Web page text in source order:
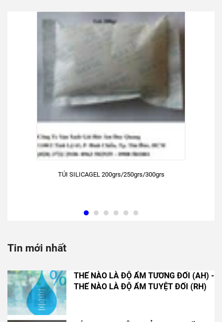
TÚI SILICAGEL 200grs/250grs/300grs
Tin mới nhất
THẾ NÀO LÀ ĐỘ ẨM TƯƠNG ĐỐI (AH) -
THẾ NÀO LÀ ĐỘ ẨM TUYỆT ĐỐI (RH)